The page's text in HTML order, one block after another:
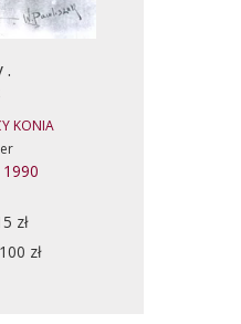
.
KONIA
zł
zł